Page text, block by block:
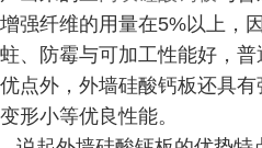
增强纤维的用量在5%以上，
蛀、防霉与可加工性能好，
优点外，外墙硅酸钙板还具
变形小等优良性能。